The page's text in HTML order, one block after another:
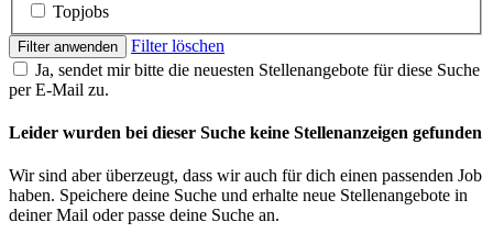
Topjobs
Filter anwenden
Filter löschen
Ja, sendet mir bitte die neuesten Stellenangebote für diese Suche
per E-Mail zu.
Leider wurden bei dieser Suche keine Stellenanzeigen gefunden
Wir sind aber überzeugt, dass wir auch für dich einen passenden Job
haben. Speichere deine Suche und erhalte neue Stellenangebote in
deiner Mail oder passe deine Suche an.